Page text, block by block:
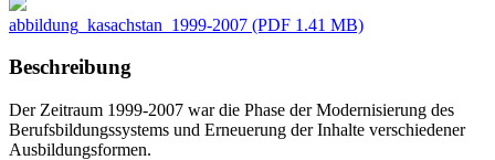
abbildung_kasachstan_1999-2007 (PDF 1.41 MB)
Beschreibung
Der Zeitraum 1999-2007 war die Phase der Modernisierung des
Berufsbildungssystems und Erneuerung der Inhalte verschiedener
Ausbildungsformen.